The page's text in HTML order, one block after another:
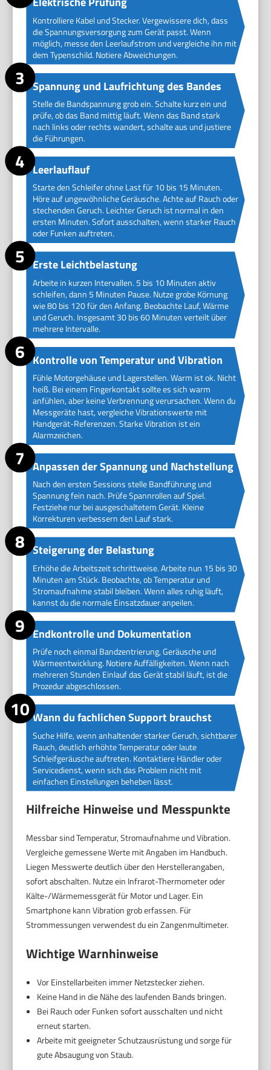
Kontrolliere Kabel und Stecker. Vergewissere dich, dass
die Spannungsversorgung zum Gerät passt. Wenn
möglich, messe den Leerlaufstrom und vergleiche ihn mit
dem Typenschild. Notiere Abweichungen.
Spannung und Laufrichtung des Bandes
Stelle die Bandspannung grob ein. Schalte kurz ein und
prüfe, ob das Band mittig läuft. Wenn das Band stark
nach links oder rechts wandert, schalte aus und justiere
die Führungen.
Leerlauflauf
Starte den Schleifer ohne Last für 10 bis 15 Minuten.
Höre auf ungewöhnliche Geräusche. Achte auf Rauch oder
stechenden Geruch. Leichter Geruch ist normal in den
ersten Minuten. Sofort ausschalten, wenn starker Rauch
oder Funken auftreten.
Erste Leichtbelastung
Arbeite in kurzen Intervallen. 5 bis 10 Minuten aktiv
schleifen, dann 5 Minuten Pause. Nutze grobe Körnung
wie 80 bis 120 für den Anfang. Beobachte Lauf, Wärme
und Geruch. Insgesamt 30 bis 60 Minuten verteilt über
mehrere Intervalle.
Kontrolle von Temperatur und Vibration
Fühle Motorgehäuse und Lagerstellen. Warm ist ok. Nicht
heiß. Bei einem Fingerkontakt sollte es sich warm
anfühlen, aber keine Verbrennung verursachen. Wenn du
Messgeräte hast, vergleiche Vibrationswerte mit
Handgerät-Referenzen. Starke Vibration ist ein
Alarmzeichen.
Anpassen der Spannung und Nachstellung
Nach den ersten Sessions stelle Bandführung und
Spannung fein nach. Prüfe Spannrollen auf Spiel.
Festziehe nur bei ausgeschaltetem Gerät. Kleine
Korrekturen verbessern den Lauf stark.
Steigerung der Belastung
Erhöhe die Arbeitszeit schrittweise. Arbeite nun 15 bis 30
Minuten am Stück. Beobachte, ob Temperatur und
Stromaufnahme stabil bleiben. Wenn alles ruhig läuft,
kannst du die normale Einsatzdauer anpeilen.
Endkontrolle und Dokumentation
Prüfe noch einmal Bandzentrierung, Geräusche und
Wärmeentwicklung. Notiere Auffälligkeiten. Wenn nach
mehreren Stunden Einlauf das Gerät stabil läuft, ist die
Prozedur abgeschlossen.
Wann du fachlichen Support brauchst
Suche Hilfe, wenn anhaltender starker Geruch, sichtbarer
Rauch, deutlich erhöhte Temperatur oder laute
Schleifgeräusche auftreten. Kontaktiere Händler oder
Servicedienst, wenn sich das Problem nicht mit
einfachen Einstellungen beheben lässt.
Hilfreiche Hinweise und Messpunkte
Messbar sind Temperatur, Stromaufnahme und Vibration.
Vergleiche gemessene Werte mit Angaben im Handbuch.
Liegen Messwerte deutlich über den Herstellerangaben,
sofort abschalten. Nutze ein Infrarot-Thermometer oder
Kälte-/Wärmemessgerät für Motor und Lager. Ein
Smartphone kann Vibration grob erfassen. Für
Strommessungen verwendest du ein Zangenmultimeter.
Wichtige Warnhinweise
Vor Einstellarbeiten immer Netzstecker ziehen.
Keine Hand in die Nähe des laufenden Bands bringen.
Bei Rauch oder Funken sofort ausschalten und nicht
erneut starten.
Arbeite mit geeigneter Schutzausrüstung und sorge für
gute Absaugung von Staub.